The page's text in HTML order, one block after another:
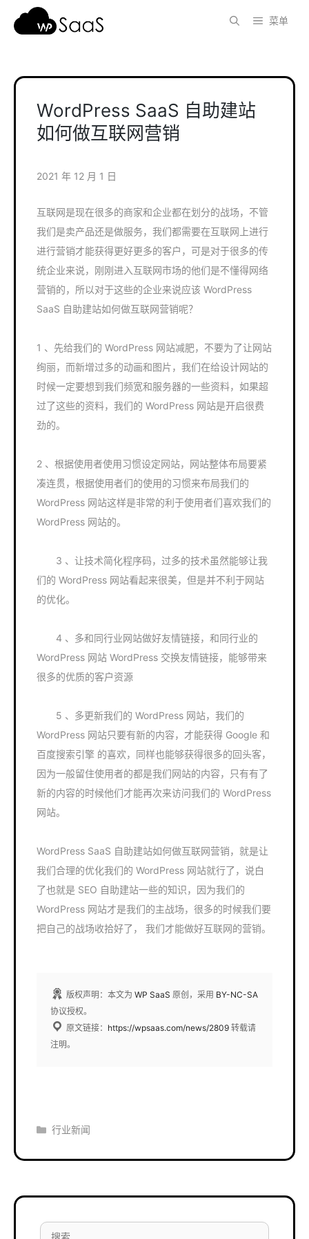
菜单
WordPress SaaS 自助建站
如何做互联网营销
2021 年 12 月 1 日
互联网是现在很多的商家和企业都在划分的战场，不管
我们是卖产品还是做服务，我们都需要在互联网上进行
进行营销才能获得更好更多的客户，可是对于很多的传
统企业来说，刚刚进入互联网市场的他们是不懂得网络
营销的，所以对于这些的企业来说应该 WordPress
SaaS 自助建站如何做互联网营销呢？
1 、先给我们的 WordPress 网站减肥，不要为了让网站
绚丽，而新增过多的动画和图片，我们在给设计网站的
时候一定要想到我们频宽和服务器的一些资料，如果超
过了这些的资料，我们的 WordPress 网站是开启很费
劲的。
2 、根据使用者使用习惯设定网站，网站整体布局要紧
凑连贯，根据使用者们的使用的习惯来布局我们的
WordPress 网站这样是非常的利于使用者们喜欢我们的
WordPress 网站的。
3 、让技术简化程序码，过多的技术虽然能够让我
们的 WordPress 网站看起来很美，但是并不利于网站
的优化。
4 、多和同行业网站做好友情链接，和同行业的
WordPress 网站 WordPress 交换友情链接，能够带来
很多的优质的客户资源
5 、多更新我们的 WordPress 网站，我们的
WordPress 网站只要有新的内容，才能获得 Google 和
百度搜索引擎 的喜欢，同样也能够获得很多的回头客，
因为一般留住使用者的都是我们网站的内容，只有有了
新的内容的时候他们才能再次来访问我们的 WordPress
网站。
WordPress SaaS 自助建站如何做互联网营销，就是让
我们合理的优化我们的 WordPress 网站就行了，说白
了也就是 SEO 自助建站一些的知识，因为我们的
WordPress 网站才是我们的主战场，很多的时候我们要
把自己的战场收拾好了， 我们才能做好互联网的营销。
版权声明：本文为 WP SaaS 原创，采用 BY-NC-SA
协议授权。
原文链接： https://wpsaas.com/news/2809 转载请
注明。
分
行业新闻
搜